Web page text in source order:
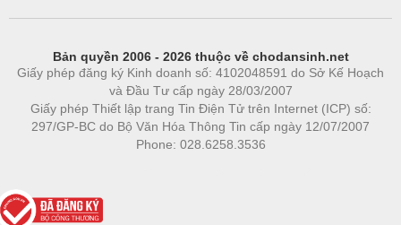
Bản quyền 2006 - 2026 thuộc về chodansinh.net
Giấy phép đăng ký Kinh doanh số: 4102048591 do Sở Kế Hoạch
và Đầu Tư cấp ngày 28/03/2007
Giấy phép Thiết lập trang Tin Điện Tử trên Internet (ICP) số:
297/GP-BC do Bộ Văn Hóa Thông Tin cấp ngày 12/07/2007
Phone: 028.6258.3536